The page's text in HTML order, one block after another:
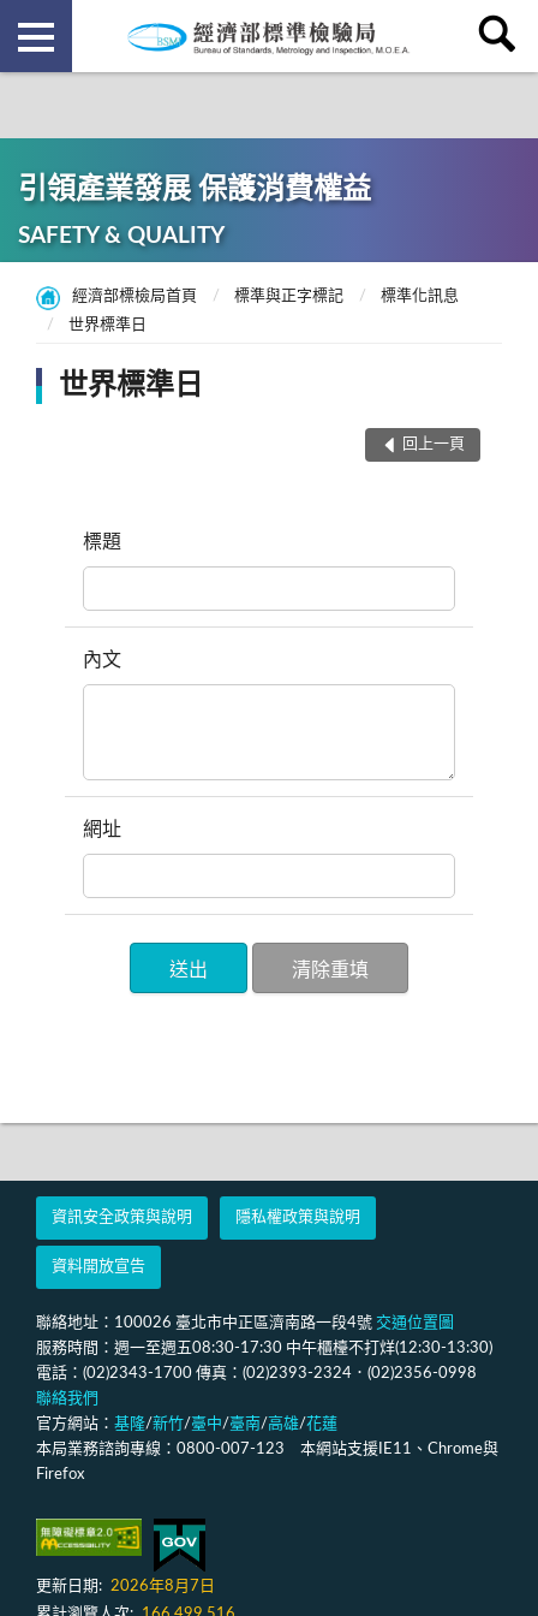
引領產業發展 保護消費權益
SAFETY & QUALITY
經濟部標檢局首頁 標準與正字標記
標準化訊息
世界標準日
世界標準日
回上一頁
標題
內文
網址
資訊安全政策與說明 隱私權政策與說明
資料開放宣告
聯絡地址：100026 臺北市中正區濟南路一段4號 交通位置圖
服務時間：週一至週五08:30-17:30 中午櫃檯不打烊(12:30-13:30)
電話：(02)2343-1700 傳真：(02)2393-2324．(02)2356-0998
聯絡我們
官方網站： 基隆/新竹/臺中/臺南/高雄/花蓮
本局業務諮詢專線：0800-007-123 本網站支援IE11、Chrome與
Firefox
更新日期: 2026年8月7日